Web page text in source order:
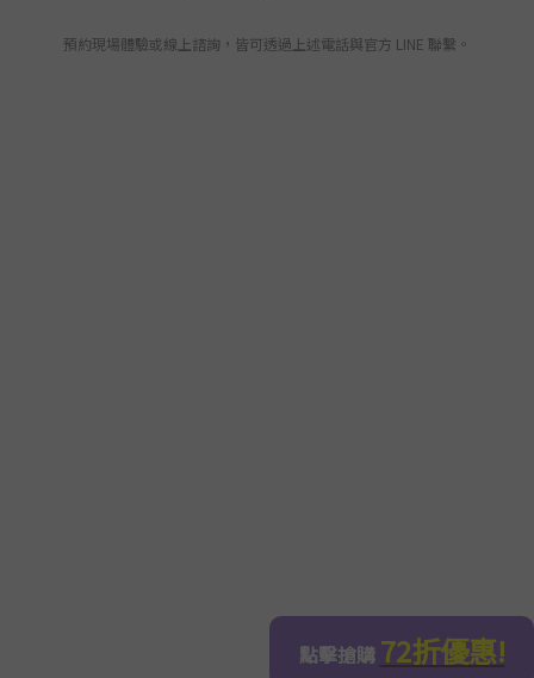
預約現場體驗或線上諮詢，皆可透過上述電話與官方 LINE 聯繫。